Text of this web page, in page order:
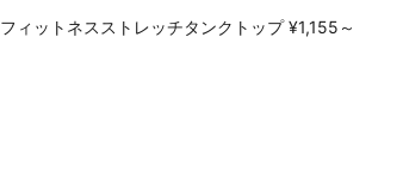
フィットネスストレッチタンクトップ ¥1,155～